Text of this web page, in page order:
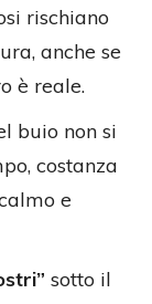
rischiano
anche se
è reale.
buio non si
costanza
e
sotto il